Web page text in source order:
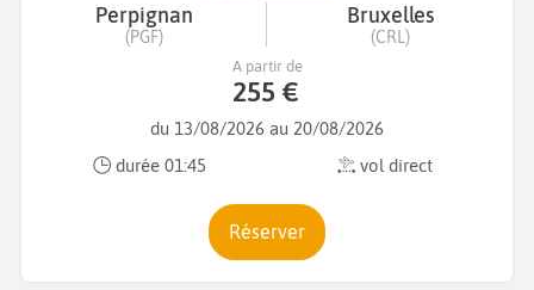
Perpignan
(PGF)
Bruxelles
(CRL)
du 13/08/2026 au 20/08/2026
durée 01:45
vol direct
A partir de
255 €
Réserver